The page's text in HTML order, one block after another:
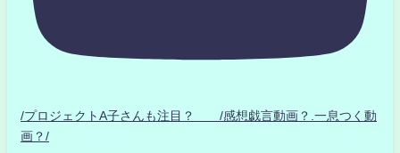
/プロジェクトA子さんも注目？ /感想戯言動画？.一息つく動
画？/